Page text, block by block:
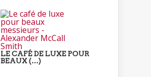
LE CAFÉ DE LUXE POUR
BEAUX (…)